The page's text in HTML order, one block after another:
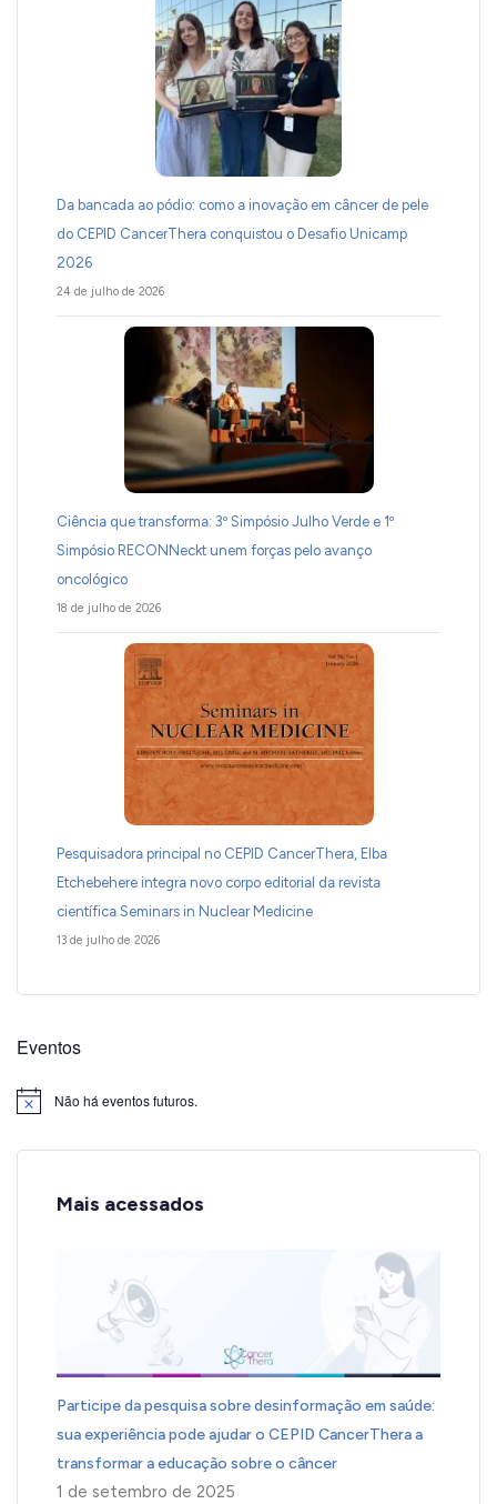
Da bancada ao pódio: como a inovação em câncer de pele
do CEPID CancerThera conquistou o Desafio Unicamp
2026
24 de julho de 2026
Ciência que transforma: 3º Simpósio Julho Verde e 1º
Simpósio RECONNeckt unem forças pelo avanço
oncológico
18 de julho de 2026
Pesquisadora principal no CEPID CancerThera, Elba
Etchebehere integra novo corpo editorial da revista
científica Seminars in Nuclear Medicine
13 de julho de 2026
Eventos
Notice Não há eventos futuros.
Mais acessados
Participe da pesquisa sobre desinformação em saúde:
sua experiência pode ajudar o CEPID CancerThera a
transformar a educação sobre o câncer
1 de setembro de 2025